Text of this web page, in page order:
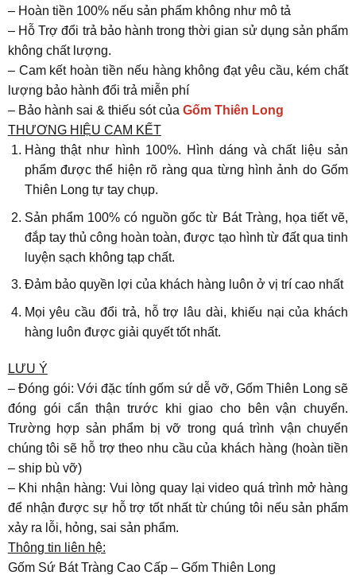
– Hoàn tiền 100% nếu sản phẩm không như mô tả
– Hỗ Trợ đổi trả bảo hành trong thời gian sử dụng sản phẩm
không chất lượng.
– Cam kết hoàn tiền nếu hàng không đạt yêu cầu, kém chất
lượng bảo hành đổi trả miễn phí
– Bảo hành sai & thiếu sót của Gốm Thiên Long
THƯƠNG HIỆU CAM KẾT
Hàng thật như hình 100%. Hình dáng và chất liệu sản
phẩm được thể hiện rõ ràng qua từng hình ảnh do Gốm
Thiên Long tự tay chụp.
Sản phẩm 100% có nguồn gốc từ Bát Tràng, họa tiết vẽ,
đắp tay thủ công hoàn toàn, được tạo hình từ đất qua tinh
luyện sạch không tạp chất.
Đảm bảo quyền lợi của khách hàng luôn ở vị trí cao nhất
Mọi yêu cầu đổi trả, hỗ trợ lâu dài, khiếu nại của khách
hàng luôn được giải quyết tốt nhất.
LƯU Ý
– Đóng gói: Với đặc tính gốm sứ dễ vỡ, Gốm Thiên Long sẽ
đóng gói cẩn thận trước khi giao cho bên vận chuyển.
Trường hợp sản phẩm bị vỡ trong quá trình vận chuyển
chúng tôi sẽ hỗ trợ theo nhu cầu của khách hàng (hoàn tiền
– ship bù vỡ)
– Khi nhận hàng: Vui lòng quay lại video quá trình mở hàng
để nhận được sự hỗ trợ tốt nhất từ chúng tôi nếu sản phẩm
xảy ra lỗi, hỏng, sai sản phẩm.
Thông tin liên hệ:
Gốm Sứ Bát Tràng Cao Cấp – Gốm Thiên Long